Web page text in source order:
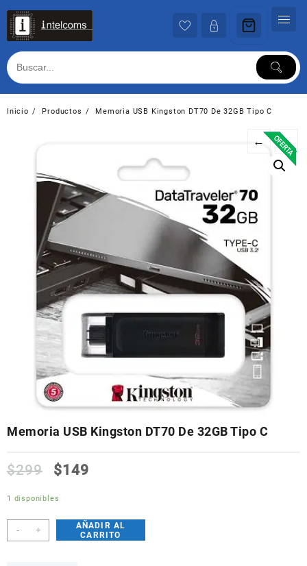
contenido
Inicio Productos Memoria USB Kingston DT70 De 32GB Tipo C
← →
Memoria USB Kingston DT70 De 32GB Tipo C
$299 $149
1 disponibles
-
Memoria
USB
+
AÑADIR AL
CARRITO